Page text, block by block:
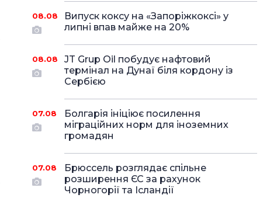
08.08
Випуск коксу на «Запоріжкоксі» у
липні впав майже на 20%
08.08
JT Grup Oil побудує нафтовий
термінал на Дунаї біля кордону із
Сербією
07.08
Болгарія ініціює посилення
міграційних норм для іноземних
громадян
07.08
Брюссель розглядає спільне
розширення ЄС за рахунок
Чорногорії та Ісландії